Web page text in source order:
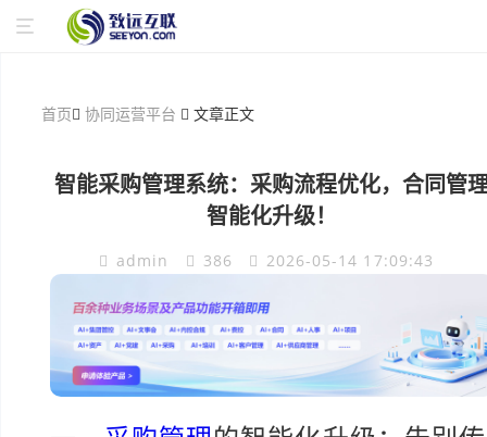
首页 协同运营平台 文章正文
智能采购管理系统：采购流程优化，合同管
智能化升级！
admin 386 2026-05-14 17:09:43